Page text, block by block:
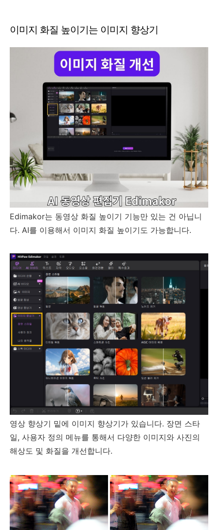
이미지 화질 높이기는 이미지 향상기
Edimakor는 동영상 화질 높이기 기능만 있는 건 아닙니
다. AI를 이용해서 이미지 화질 높이기도 가능합니다.
영상 향상기 밑에 이미지 향상기가 있습니다. 장면 스타
일, 사용자 정의 메뉴를 통해서 다양한 이미지와 사진의
해상도 및 화질을 개선합니다.